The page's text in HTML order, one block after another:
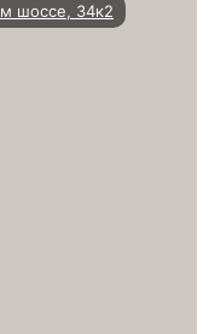
шоссе, 34к2